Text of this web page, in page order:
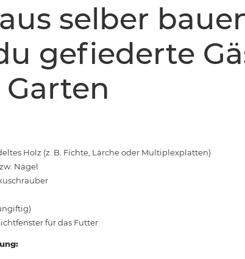
selber
gefiederte
Holz (z. B. Fichte, Lärche oder Multiplexplatten)
Nägel
für das Futter